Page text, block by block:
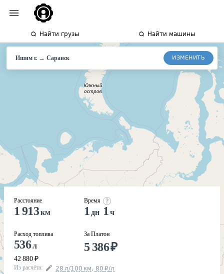
Найти грузы Найти машины
Ишим г. →Саранск ИЗМЕНИТЬ
Расстояние
1 913км
Расход топлива
536л
42 880 ₽
Время
1 дн 1 ч
За Платон
5 386₽
Из расчёта: 28 л/100 км, 80 ₽/л